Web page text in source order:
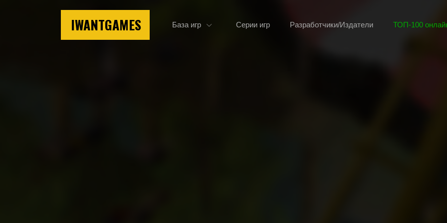
IWANTGAMES База игр Серии игр Разработчики/Издатели ТОП-100